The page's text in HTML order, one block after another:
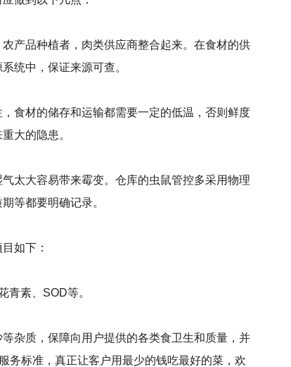
产品种植者，肉类供应商整合起来。在食材的供
统中，保证来源可查。
食材的储存和运输都需要一定的低温，否则鲜度
大的隐患。
太大容易带来霉变。仓库的虫鼠管控多采用物理
等都要明确记录。
如下：
青素、SOD等。
杂质，保障向用户提供的各类食卫生和质量，并
务标准，真正让客户用最少的钱吃最好的菜，欢